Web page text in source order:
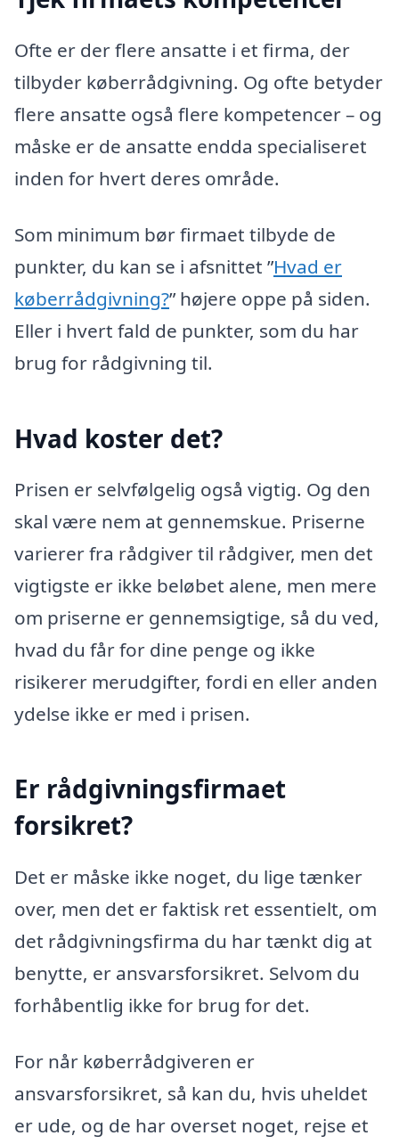
Ofte er der flere ansatte i et firma, der
tilbyder køberrådgivning. Og ofte betyder
flere ansatte også flere kompetencer – og
måske er de ansatte endda specialiseret
inden for hvert deres område.
Som minimum bør firmaet tilbyde de
punkter, du kan se i afsnittet ”Hvad er
køberrådgivning?” højere oppe på siden.
Eller i hvert fald de punkter, som du har
brug for rådgivning til.
Hvad koster det?
Prisen er selvfølgelig også vigtig. Og den
skal være nem at gennemskue. Priserne
varierer fra rådgiver til rådgiver, men det
vigtigste er ikke beløbet alene, men mere
om priserne er gennemsigtige, så du ved,
hvad du får for dine penge og ikke
risikerer merudgifter, fordi en eller anden
ydelse ikke er med i prisen.
Er rådgivningsfirmaet
forsikret?
Det er måske ikke noget, du lige tænker
over, men det er faktisk ret essentielt, om
det rådgivningsfirma du har tænkt dig at
benytte, er ansvarsforsikret. Selvom du
forhåbentlig ikke for brug for det.
For når køberrådgiveren er
ansvarsforsikret, så kan du, hvis uheldet
er ude, og de har overset noget, rejse et